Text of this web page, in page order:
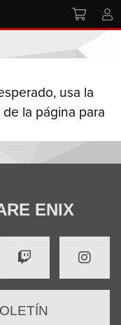
usa la
la página para
ENIX